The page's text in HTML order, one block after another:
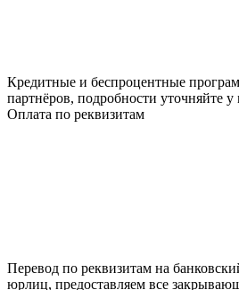
Кредитные и беспроцентные
партнёров, подробности уточняйте
Оплата по реквизитам
Перевод по реквизитам на
юрлиц, предоставляем все